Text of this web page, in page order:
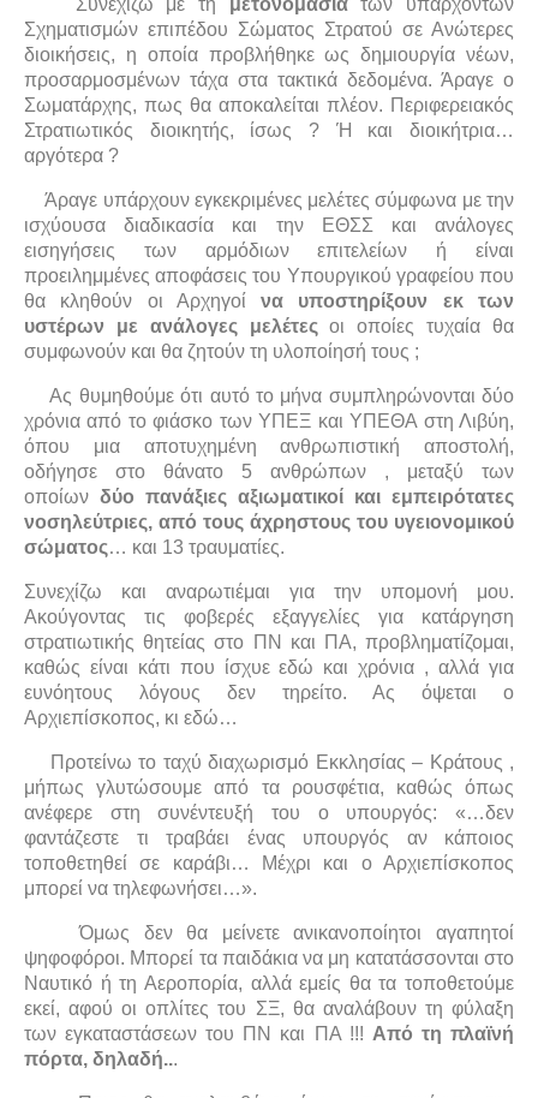
Συνεχίζω με τη μετονομασίατων υπαρχόντων
Σχηματισμών επιπέδου Σώματος Στρατού σε Ανώτερες
διοικήσεις, η οποία προβλήθηκε ως δημιουργία νέων,
προσαρμοσμένων τάχα στα τακτικά δεδομένα. Άραγε ο
Σωματάρχης, πως θα αποκαλείται πλέον. Περιφερειακός
Στρατιωτικός διοικητής, ίσως ? Ή και διοικήτρια…
αργότερα ?
Άραγε υπάρχουν εγκεκριμένες μελέτες σύμφωνα με την
ισχύουσα διαδικασία και την ΕΘΣΣ και ανάλογες
εισηγήσεις των αρμόδιων επιτελείων ή είναι
προειλημμένες αποφάσεις του Υπουργικού γραφείου που
θα κληθούν οι Αρχηγοί να υποστηρίξουν εκ των
υστέρων με ανάλογες μελέτες οι οποίες τυχαία θα
συμφωνούν και θα ζητούν τη υλοποίησή τους ;
Ας θυμηθούμε ότι αυτό το μήνα συμπληρώνονται δύο
χρόνια από το φιάσκο των ΥΠΕΞ και ΥΠΕΘΑ στη Λιβύη,
όπου μια αποτυχημένη ανθρωπιστική αποστολή,
οδήγησε στο θάνατο 5 ανθρώπων , μεταξύ των
οποίων δύο πανάξιες αξιωματικοί και εμπειρότατες
νοσηλεύτριες, από τους άχρηστους του υγειονομικού
σώματος… και 13 τραυματίες.
Συνεχίζω και αναρωτιέμαι για την υπομονή μου.
Ακούγοντας τις φοβερές εξαγγελίες για κατάργηση
στρατιωτικής θητείας στο ΠΝ και ΠΑ, προβληματίζομαι,
καθώς είναι κάτι που ίσχυε εδώ και χρόνια , αλλά για
ευνόητους λόγους δεν τηρείτο. Ας όψεται ο
Αρχιεπίσκοπος, κι εδώ…
Προτείνω το ταχύ διαχωρισμό Εκκλησίας – Κράτους ,
μήπως γλυτώσουμε από τα ρουσφέτια, καθώς όπως
ανέφερε στη συνέντευξή του ο υπουργός: «…δεν
φαντάζεστε τι τραβάει ένας υπουργός αν κάποιος
τοποθετηθεί σε καράβι… Μέχρι και ο Αρχιεπίσκοπος
μπορεί να τηλεφωνήσει…».
Όμως δεν θα μείνετε ανικανοποίητοι αγαπητοί
ψηφοφόροι. Μπορεί τα παιδάκια να μη κατατάσσονται στο
Ναυτικό ή τη Αεροπορία, αλλά εμείς θα τα τοποθετούμε
εκεί, αφού οι οπλίτες του ΣΞ, θα αναλάβουν τη φύλαξη
των εγκαταστάσεων του ΠΝ και ΠΑ !!! Από τη πλαϊνή
πόρτα, δηλαδή...